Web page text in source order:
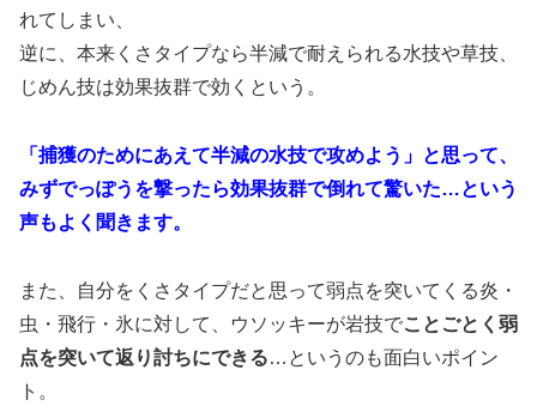
れてしまい、
逆に、本来くさタイプなら半減で耐えられる水技や草技、
じめん技は効果抜群で効くという。
「捕獲のためにあえて半減の水技で攻めよう」と思って、
みずでっぽうを撃ったら効果抜群で倒れて驚いた…という
声もよく聞きます。
また、自分をくさタイプだと思って弱点を突いてくる炎・
虫・飛行・氷に対して、ウソッキーが岩技でことごとく弱
点を突いて返り討ちにできる…というのも面白いポイン
ト。